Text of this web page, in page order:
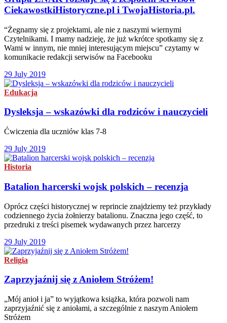
CiekawostkiHistoryczne.pl i TwojaHistoria.pl.
“Żegnamy się z projektami, ale nie z naszymi wiernymi
Czytelnikami. I mamy nadzieję, że już wkrótce spotkamy się z
Wami w innym, nie mniej interesującym miejscu” czytamy w
komunikacie redakcji serwisów na Facebooku
29 July 2019
Edukacja
Dysleksja – wskazówki dla rodziców i nauczycieli
Ćwiczenia dla uczniów klas 7-8
29 July 2019
Historia
Batalion harcerski wojsk polskich – recenzja
Oprócz części historycznej w reprincie znajdziemy też przykłady
codziennego życia żołnierzy batalionu. Znaczna jego część, to
przedruki z treści pisemek wydawanych przez harcerzy
29 July 2019
Religia
Zaprzyjaźnij się z Aniołem Stróżem!
„Mój anioł i ja” to wyjątkowa książka, która pozwoli nam
zaprzyjaźnić się z aniołami, a szczególnie z naszym Aniołem
Stróżem